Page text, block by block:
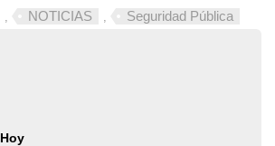
NOTICIAS Seguridad Pública